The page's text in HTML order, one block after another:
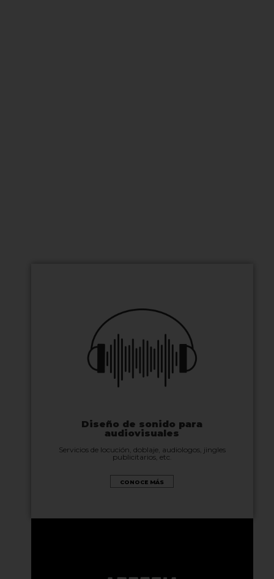
Diseño de sonido para
audiovisuales
Servicios de locución, doblaje, audiologos, jingles
publicitarios, etc.
CONOCE MÁS